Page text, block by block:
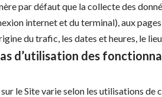
par défaut que la collecte des
internet et du terminal), aux
du trafic, les dates et heures, le
d’utilisation des
le Site varie selon les utilisations